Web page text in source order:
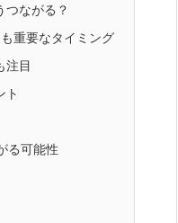
つながる？
重要なタイミング
注目
ト
る可能性